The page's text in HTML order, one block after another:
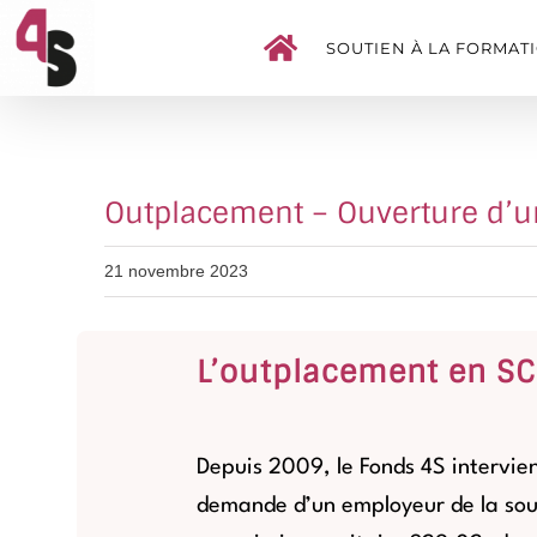
Passer
SOUTIEN À LA
Outplacement – Ouverture
21 novembre 2023
L’outplacement en
Depuis 2009, le Fonds 4S
demande d’un employeur de la